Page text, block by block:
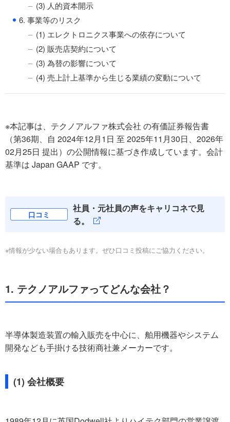
(3) 人的資本開示
● 6. 事業等のリスク
(1) エレクトロニクス事業への依存について
(2) 販売店契約について
(3) 為替の影響について
(4) 売上計上基準から生じる業績の変動について
※本記事は、テクノアルファ株式会社 の有価証券報告書
（第36期、自 2024年12月1日 至 2025年11月30日、2026年
02月25日 提出）の公開情報に基づき作成しています。会計
基準は Japan GAAP です。
口コミ
社員・元社員の声をキャリコネで見
る。
※情報が少ない場合もあります。ぜひ口コミ投稿にご協力ください。
1. テクノアルファってどんな会社？
半導体製造装置の輸入販売を中心に、舶用機器やシステム
開発なども手掛ける技術商社兼メーカーです。
(1) 会社概要